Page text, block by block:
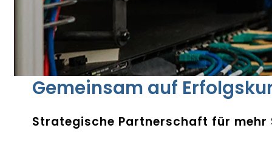
Gemeinsam auf
Strategische Partnerschaft für mehr